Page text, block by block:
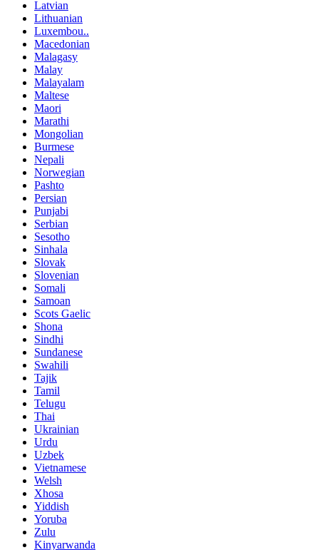
Latvian
Lithuanian
Luxembou..
Macedonian
Malagasy
Malay
Malayalam
Maltese
Maori
Marathi
Mongolian
Burmese
Nepali
Norwegian
Pashto
Persian
Punjabi
Serbian
Sesotho
Sinhala
Slovak
Slovenian
Somali
Samoan
Scots Gaelic
Shona
Sindhi
Sundanese
Swahili
Tajik
Tamil
Telugu
Thai
Ukrainian
Urdu
Uzbek
Vietnamese
Welsh
Xhosa
Yiddish
Yoruba
Zulu
Kinyarwanda